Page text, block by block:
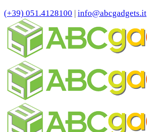
(+39) 051.4128100 | info@abcgadgets.it